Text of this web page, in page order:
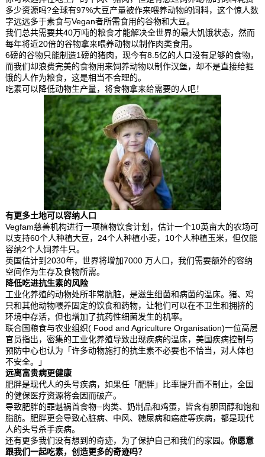
多少资源吗?全球有97%大豆产量被作来喂养动物的饲料，这个惊人数
字远远多于素食与Vegan者所需食用的谷物和大豆。
我们总共需要共40万吨的粮食才能解决全世界的最大饥饿状态，然而
每年将近20倍的谷物拿来喂养动物以制作肉类食用。
6磅的谷物只能制造1磅的猪肉，现今有8.5亿的人口没有足够的食物，
而我们却浪费完美的食物用来饲养动物以制作汉堡，却不是直接给捱
饿的人作为粮食，这是相当不合理的。
吃素可以降低动物生产量，将食物拿来给需要的人吧！
有更多土地可以容纳人口
Vegfam慈善机构进行一项植物饮食计划，估计一个10英亩大的农场可
以支持60个人种植大豆，24个人种植小麦，10个人种植玉米，但仅能
容纳2个人饲养牛只。
英国估计到2030年，世界将增加7000 万人口，我们需要额外的容纳
空间作为生存及食物所需。
降低吃进抗生素的风险
工业化养殖的动物处所非常肮脏，是滋生细菌和病菌的温床。猪、鸡
只和其他动物喂养固定的饮食和药物，让牠们可以在不卫生和拥挤的
环境中存活，但也增加了抗药性细菌发生的机率。
联合国粮食与农业组织( Food and Agriculture Organisation)一位高层
官员指出，密集的工业化养殖导致出现疾病的温床，美国疾病控制与
预防中心也认为「许多动物施打的抗生素不必要也不恰当，对人体也
不安全。」
远离富贵病更健康
肥胖是现代人的头号疾病，如果任「肥胖」比率提升而不制止，全国
的健保医疗资源将会因而破产。
导致肥胖的罪魁祸首食物─肉类、奶制品和鸡蛋，皆含有胆固醇和饱和
脂肪。肥胖更会导致心脏病、中风、糖尿病和癌症等疾病，都是现代
人的头号杀手疾病。
还有更多我们没有想到的奇迹，为了保护自己和我们的家园。 你愿意
跟我们一起吃素， 创造更多的奇迹吗？